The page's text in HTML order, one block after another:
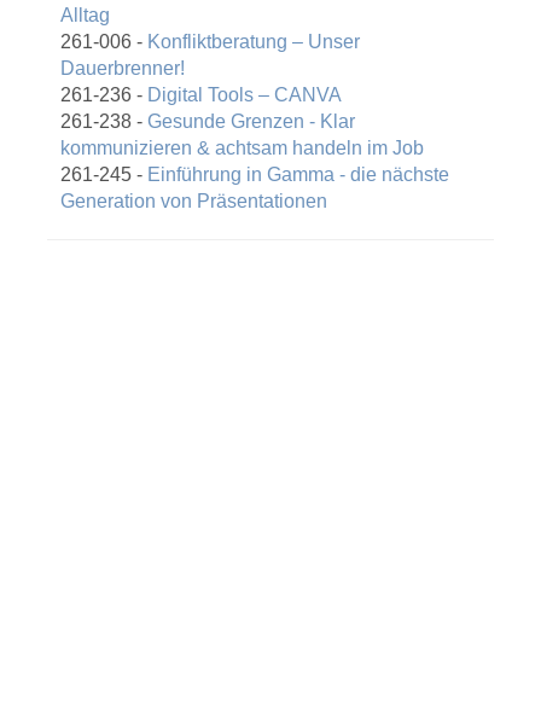
Alltag
261-006 - Konfliktberatung – Unser
Dauerbrenner!
261-236 - Digital Tools – CANVA
261-238 - Gesunde Grenzen - Klar
kommunizieren & achtsam handeln im Job
261-245 - Einführung in Gamma - die nächste
Generation von Präsentationen